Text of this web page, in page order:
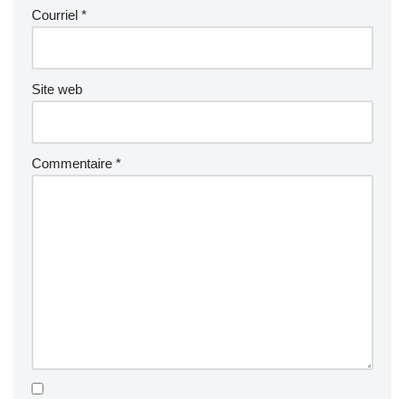
Courriel *
Site web
Commentaire *